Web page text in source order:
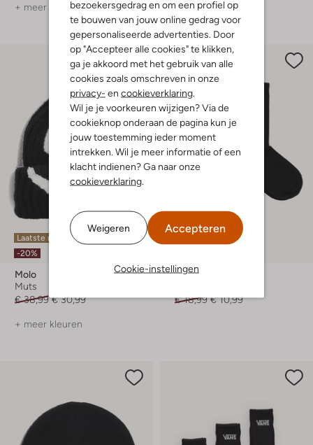
bezoekersgedrag en om een profiel op
te bouwen van jouw online gedrag voor
gepersonaliseerde advertenties. Door
op "Accepteer alle cookies" te klikken,
ga je akkoord met het gebruik van alle
cookies zoals omschreven in onze
privacy- en cookieverklaring.
Wil je je voorkeuren wijzigen? Via de
cookieknop onderaan de pagina kun je
jouw toestemming ieder moment
intrekken. Wil je meer informatie of een
klacht indienen? Ga naar onze
cookieverklaring.
Weigeren Accepteren
Cookie-instellingen
+ meer kleuren
Laatste maten
-20%
Molo
Muts
€ 38,99 € 30,99
+ meer kleuren
Laatste maten
Les Deux
€ 18,99 € 10,99